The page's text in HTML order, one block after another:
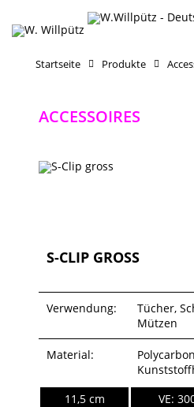
Startseite Produkte
ACCESSOIRES
S-CLIP GROSS
Verwendung:
Tücher,
Mützen
Material:
11,5 cm
VE: